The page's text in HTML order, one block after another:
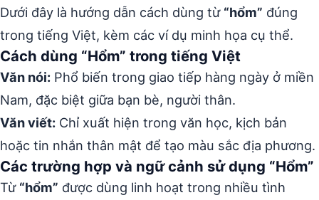
Dưới đây là hướng dẫn cách dùng từ “hổm” đúng
trong tiếng Việt, kèm các ví dụ minh họa cụ thể.
Cách dùng “Hổm” trong tiếng Việt
Văn nói: Phổ biến trong giao tiếp hàng ngày ở miền
Nam, đặc biệt giữa bạn bè, người thân.
Văn viết: Chỉ xuất hiện trong văn học, kịch bản
hoặc tin nhắn thân mật để tạo màu sắc địa phương.
Các trường hợp và ngữ cảnh sử dụng “Hổm”
Từ “hổm” được dùng linh hoạt trong nhiều tình